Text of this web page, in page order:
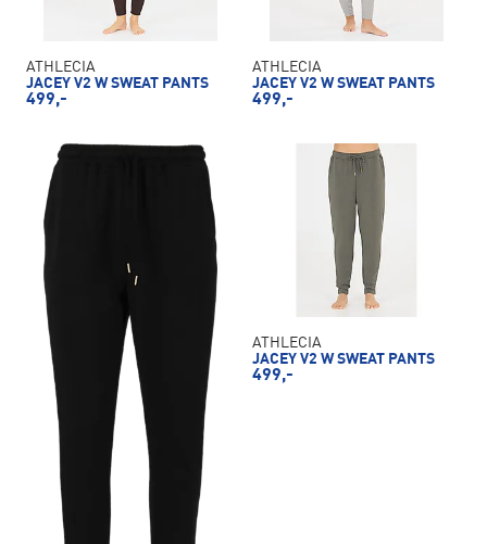
ATHLECIA
JACEY V2 W SWEAT PANTS
499,-
ATHLECIA
JACEY V2 W SWEAT PANTS
499,-
ATHLECIA
JACEY V2 W SWEAT PANTS
499,-